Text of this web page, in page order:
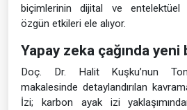
biçimlerinin dijital ve entelektüel
özgün etkileri ele alıyor.
Yapay zeka çağında yeni
Doç. Dr. Halit Kuşku’nun Ton
makalesinde detaylandırılan
İzi; karbon ayak izi